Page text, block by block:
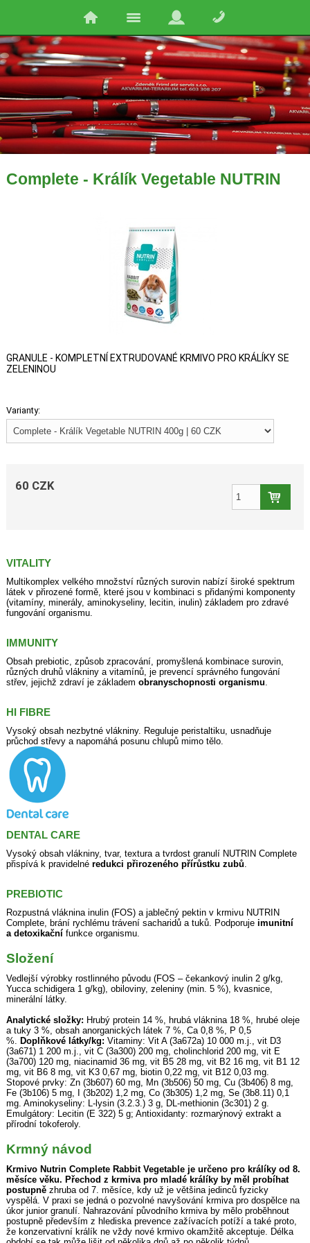
Complete - Králík Vegetable NUTRIN
GRANULE - KOMPLETNÍ EXTRUDOVANÉ KRMIVO PRO KRÁLÍKY SE
ZELENINOU
Varianty:
60 CZK
VITALITY
Multikomplex velkého množství různých surovin nabízí široké spektrum
látek v přirozené formě, které jsou v kombinaci s přidanými komponenty
(vitamíny, minerály, aminokyseliny, lecitin, inulin) základem pro zdravé
fungování organismu.
IMMUNITY
Obsah prebiotic, způsob zpracování, promyšlená kombinace surovin,
různých druhů vlákniny a vitamínů, je prevencí správného fungování
střev, jejichž zdraví je základem obranyschopnosti organismu
HI FIBRE
Vysoký obsah nezbytné vlákniny. Reguluje peristaltiku, usnadňuje
průchod střevy a napomáhá posunu chlupů mimo tělo.
DENTAL CARE
Vysoký obsah vlákniny, tvar, textura a tvrdost granulí NUTRIN Complete
přispívá k pravidelné redukci přirozeného přírůstku zubů
PREBIOTIC
Rozpustná vláknina inulin (FOS) a jablečný pektin v krmivu NUTRIN
Complete, brání rychlému trávení sacharidů a tuků. Podporuje imunitní
a detoxikační funkce organismu.
Složení
Vedlejší výrobky rostlinného původu (FOS – čekankový inulin 2 g/kg,
Yucca schidigera 1 g/kg), obiloviny, zeleniny (min. 5 %), kvasnice,
minerální látky.
Analytické složky: Hrubý protein 14 %, hrubá vláknina 18 %, hrubé oleje
a tuky 3 %, obsah anorganických látek 7 %, Ca 0,8 %, P 0,5
%. Doplňkové látky/kg: Vitaminy: Vit A (3a672a) 10 000 m.j., vit D3
(3a671) 1 200 m.j., vit C (3a300) 200 mg, cholinchlorid 200 mg, vit E
(3a700) 120 mg, niacinamid 36 mg, vit B5 28 mg, vit B2 16 mg, vit B1 12
mg, vit B6 8 mg, vit K3 0,67 mg, biotin 0,22 mg, vit B12 0,03 mg.
Stopové prvky: Zn (3b607) 60 mg, Mn (3b506) 50 mg, Cu (3b406) 8 mg,
Fe (3b106) 5 mg, I (3b202) 1,2 mg, Co (3b305) 1,2 mg, Se (3b8.11) 0,1
mg. Aminokyseliny: L-lysin (3.2.3.) 3 g, DL-methionin (3c301) 2 g.
Emulgátory: Lecitin (E 322) 5 g; Antioxidanty: rozmarýnový extrakt a
přírodní tokoferoly.
Krmný návod
Krmivo Nutrin Complete Rabbit Vegetable je určeno pro králíky od 8.
měsíce věku. Přechod z krmiva pro mladé králíky by měl probíhat
postupnězhruba od 7. měsíce, kdy už je většina jedinců fyzicky
vyspělá. V praxi se jedná o pozvolné navyšování krmiva pro dospělce na
úkor junior granulí. Nahrazování původního krmiva by mělo proběhnout
postupně především z hlediska prevence zažívacích potíží a také proto,
že konzervativní králík ne vždy nové krmivo okamžitě akceptuje. Délka